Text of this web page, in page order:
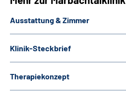
Ausstattung & Zimmer
Klinik-Steckbrief
Therapiekonzept